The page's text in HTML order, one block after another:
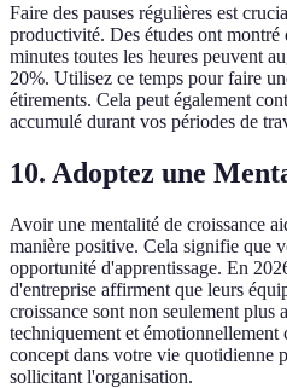
Faire des pauses régulières est
productivité. Des études ont montré
minutes toutes les heures peuvent
20%. Utilisez ce temps pour faire
étirements. Cela peut également
accumulé durant vos périodes de
10. Adoptez une
Avoir une mentalité de croissance
manière positive. Cela signifie que
opportunité d'apprentissage. En
d'entreprise affirment que leurs
croissance sont non seulement plus
techniquement et émotionnellement
concept dans votre vie quotidienne
sollicitant l'organisation.